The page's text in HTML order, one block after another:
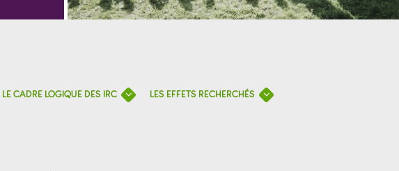
LE CADRE LOGIQUE DES IRC LES EFFETS RECHERCHÉS